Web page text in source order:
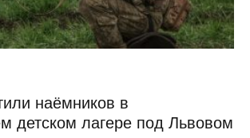
наёмников в
детском лагере под Львовом